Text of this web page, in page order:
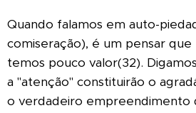
Quando falamos em auto-
comiseração), é um pensar que
temos pouco valor(32).
a "atenção" constituirão o
o verdadeiro empreendimento